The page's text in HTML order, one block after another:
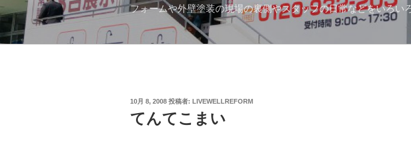
キ
プ
フォームや外壁塗装の現場の裏側やスタッフの日常などをいろい
投
日:
10月 8, 2008 投稿者: LIVEWELLREFORM
てんてこまい